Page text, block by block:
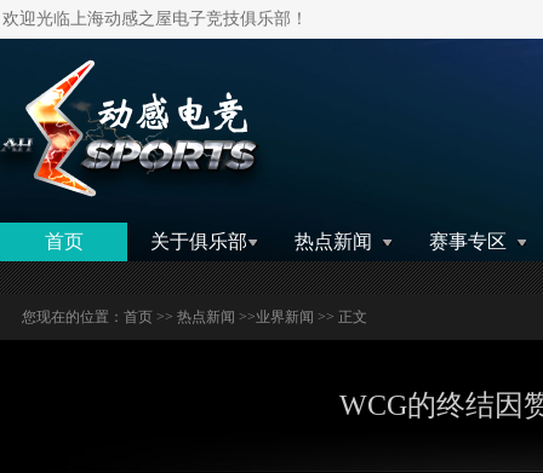
欢迎光临上海动感之屋电子竞技俱乐部！
首页 关于俱乐部 热点新闻 赛事专区
您现在的位置： 首页 >> 热点新闻 >>业界新闻 >> 正文
WCG的终结因